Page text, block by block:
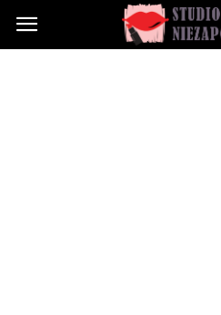
Studioniezapominajka.pl